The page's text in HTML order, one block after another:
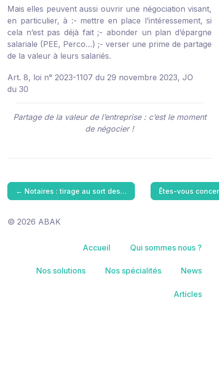
Mais elles peuvent aussi ouvrir une négociation visant,
en particulier, à :- mettre en place l’intéressement, si
cela n’est pas déjà fait ;- abonder un plan d’épargne
salariale (PEE, Perco…) ;- verser une prime de partage
de la valeur à leurs salariés.
Art. 8, loi n° 2023-1107 du 29 novembre 2023, JO
du 30
Partage de la valeur de l’entreprise : c’est le moment
de négocier !
← Notaires : tirage au sort des… Êtes-vous
© 2026 ABAK
Accueil Qui sommes nous ?
Nos solutions Nos spécialités News
Articles